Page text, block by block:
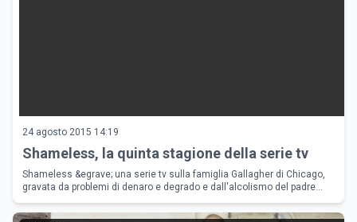
24 agosto 2015 14:19
Shameless, la quinta stagione della serie tv
Shameless &egrave; una serie tv sulla famiglia Gallagher di Chicago,
gravata da problemi di denaro e degrado e dall'alcolismo del padre